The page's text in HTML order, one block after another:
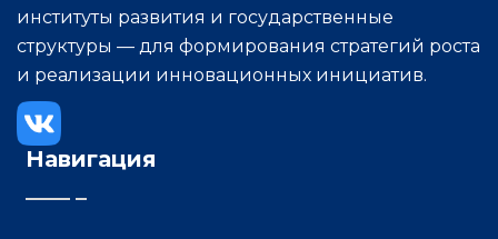
институты развития и государственные
структуры — для формирования стратегий роста
и реализации инновационных инициатив.
Навигация